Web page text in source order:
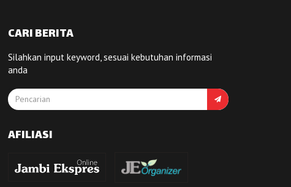
CARI BERITA
Silahkan input keyword, sesuai kebutuhan informasi
anda
AFILIASI